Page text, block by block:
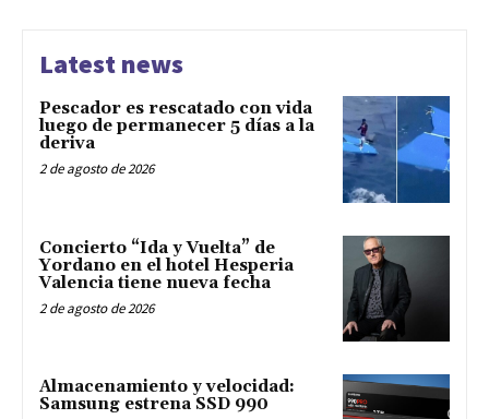
Latest news
Pescador es rescatado con vida
luego de permanecer 5 días a la
deriva
2 de agosto de 2026
Concierto “Ida y Vuelta” de
Yordano en el hotel Hesperia
Valencia tiene nueva fecha
2 de agosto de 2026
Almacenamiento y velocidad:
Samsung estrena SSD 990